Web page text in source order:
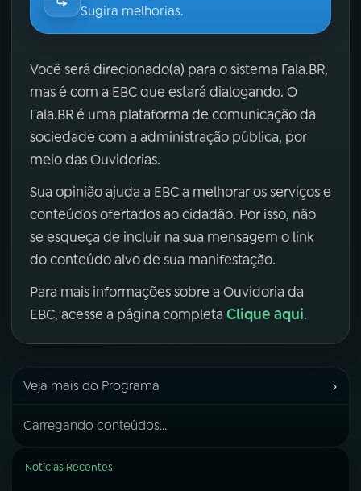
Sugira melhorias.
Você será direcionado(a) para o sistema Fala.BR,
mas é com a EBC que estará dialogando. O
Fala.BR é uma plataforma de comunicação da
sociedade com a administração pública, por
meio das Ouvidorias.
Sua opinião ajuda a EBC a melhorar os serviços e
conteúdos ofertados ao cidadão. Por isso, não
se esqueça de incluir na sua mensagem o link
do conteúdo alvo de sua manifestação.
Para mais informações sobre a Ouvidoria da
EBC, acesse a página completa Clique aqui.
Veja mais do Programa ›
Carregando conteúdos...
Notícias Recentes